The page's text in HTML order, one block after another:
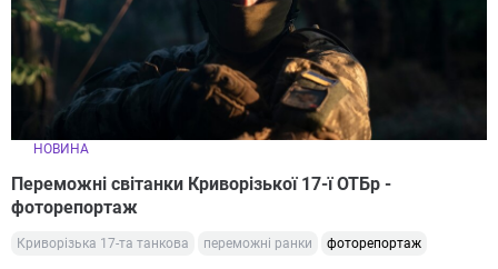
НОВИНА
Переможні світанки Криворізької 17-ї ОТБр -
фоторепортаж
Криворізька 17-та танкова переможні ранки фоторепортаж